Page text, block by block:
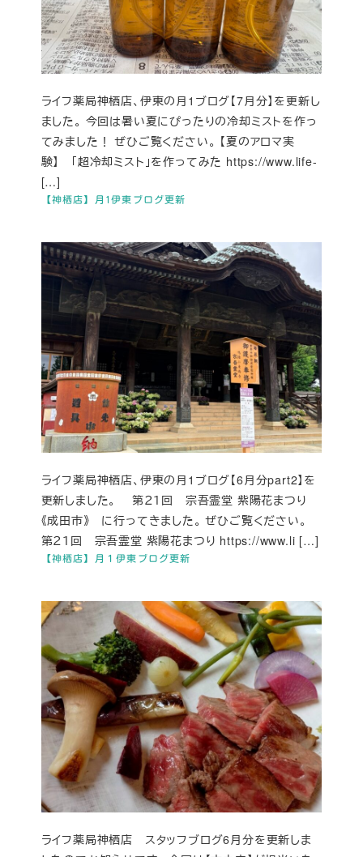
【神栖店】月1伊東ブログ更新
ライフ薬局神栖店、伊東の月1ブログ【7月分】を更新し
ました。 今回は暑い夏にぴったりの冷却ミストを作っ
てみました！ ぜひご覧ください。 【夏のアロマ実
験】 「超冷却ミスト」を作ってみた https://www.life-
[…]
【神栖店】月１伊東ブログ更新
ライフ薬局神栖店、伊東の月1ブログ【6月分part2】を
更新しました。 第２１回 宗吾霊堂 紫陽花まつり
《成田市》 に行ってきました。 ぜひご覧ください。
第２１回 宗吾霊堂 紫陽花まつり https://www.li […]
ライフ薬局神栖店 スタッフブログ6月分を更新しま